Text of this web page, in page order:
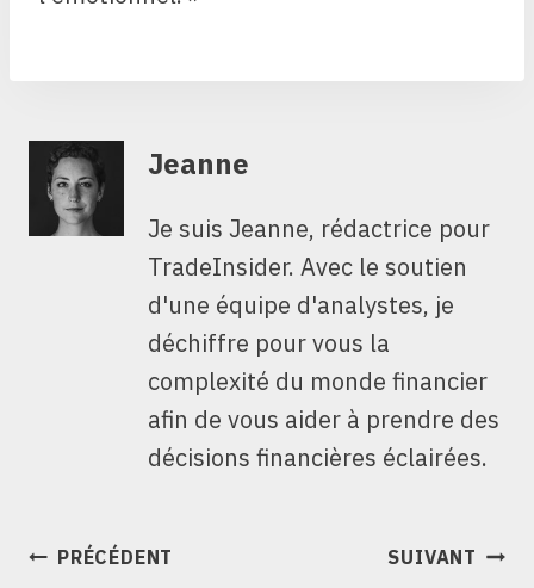
Jeanne
Je suis Jeanne, rédactrice pour
TradeInsider. Avec le soutien
d'une équipe d'analystes, je
déchiffre pour vous la
complexité du monde financier
afin de vous aider à prendre des
décisions financières éclairées.
NAVIGATION
PRÉCÉDENT SUIVANT